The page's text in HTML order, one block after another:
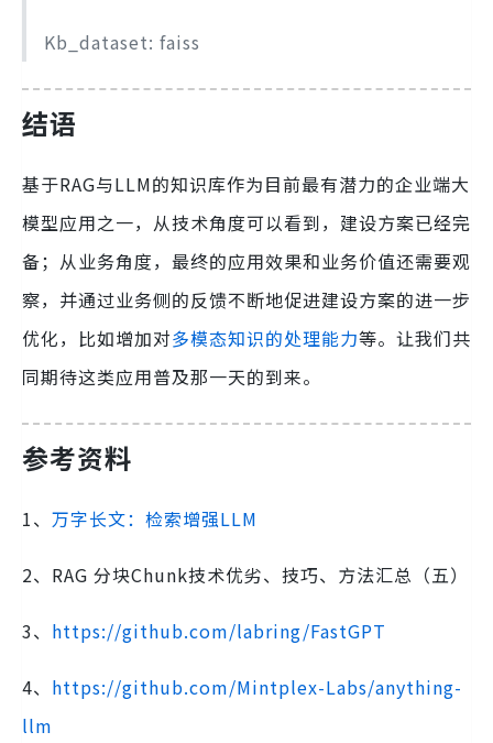
Kb_dataset: faiss
结语
基于RAG与LLM的知识库作为目前最有潜力的企业端大
模型应用之一，从技术角度可以看到，建设方案已经完
备；从业务角度，最终的应用效果和业务价值还需要观
察，并通过业务侧的反馈不断地促进建设方案的进一步
优化，比如增加对多模态知识的处理能力等。让我们共
同期待这类应用普及那一天的到来。
参考资料
1、 万字长文：检索增强LLM
2、RAG 分块Chunk技术优劣、技巧、方法汇总（五）
3、 https://github.com/labring/FastGPT
4、 https://github.com/Mintplex-Labs/anything-
llm